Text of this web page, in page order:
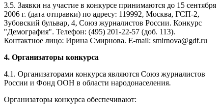
3.5. Заявки на участие в конкурсе принимаются до 15 сентября
2006 г. (дата отправки) по адресу: 119992, Москва, ГСП-2,
Зубовский бульвар, 4, Союз журналистов России. Конкурс
"Демография". Телефон: (495) 201-22-57 (доб. 113).
Контактное лицо: Ирина Смирнова. E-mail: smirnova@gdf.ru
4. Организаторы конкурса
4.1. Организаторами конкурса являются Союз журналистов
России и Фонд ООН в области народонаселения.
Организаторы конкурса обеспечивают: